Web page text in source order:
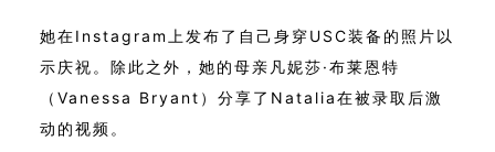
她在Instagram上发布了自己身穿USC装备的照片以
示庆祝。除此之外，她的母亲凡妮莎·布莱恩特
（Vanessa Bryant）分享了Natalia在被录取后激
动的视频。